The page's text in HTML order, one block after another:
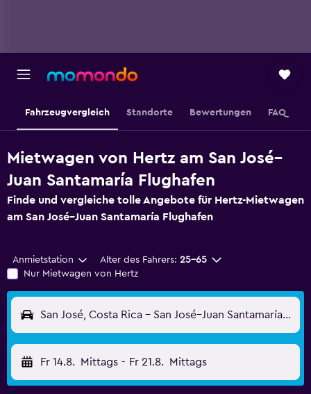
Fahrzeugvergleich Standorte Bewertungen FAQ
Mietwagen von Hertz am San José–
Juan Santamaría Flughafen
Finde und vergleiche tolle Angebote für Hertz-Mietwagen
am San José–Juan Santamaría Flughafen
Anmietstation Alter des Fahrers: 25-65
Nur Mietwagen von Hertz
San José, Costa Rica - San José–Juan Santamaría (SJO)
Fr 14.8. Mittags - Fr 21.8. Mittags